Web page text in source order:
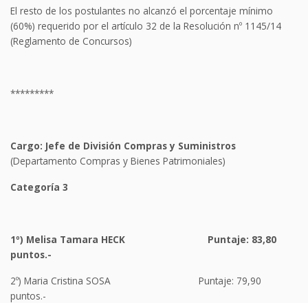
El resto de los postulantes no alcanzó el porcentaje mínimo
(60%) requerido por el artículo 32 de la Resolución nº 1145/14
(Reglamento de Concursos)
*********
Cargo: Jefe de División Compras y Suministros
(Departamento Compras y Bienes Patrimoniales)
Categoría 3
1º) Melisa Tamara HECK Puntaje: 83,80
puntos.-
2º) Maria Cristina SOSA Puntaje: 79,90
puntos.-